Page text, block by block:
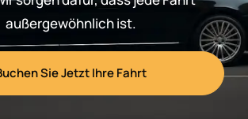
außergewöhnlich ist.
Sie Jetzt Ihre Fahrt